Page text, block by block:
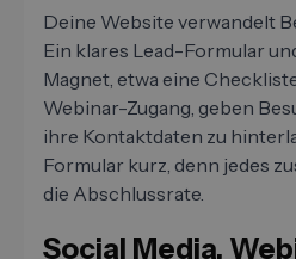
Deine Website verwandelt
Ein klares Lead-Formular
Magnet, etwa eine
Webinar-Zugang, geben
ihre Kontaktdaten zu
Formular kurz, denn jedes
die Abschlussrate.
Social Media,